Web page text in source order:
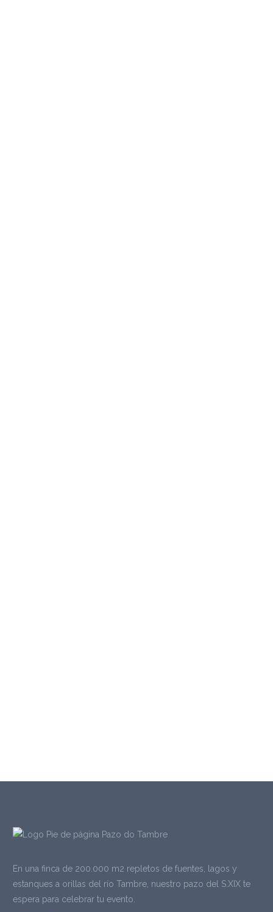
En una finca de 200.000 m2 repletos de fuentes, lagos y
estanques a orillas del río Tambre, nuestro pazo del S.XIX te
espera para celebrar tu evento.